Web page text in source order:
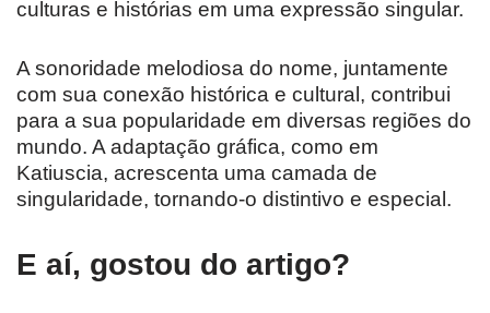
culturas e histórias em uma expressão singular.
A sonoridade melodiosa do nome, juntamente
com sua conexão histórica e cultural, contribui
para a sua popularidade em diversas regiões do
mundo. A adaptação gráfica, como em
Katiuscia, acrescenta uma camada de
singularidade, tornando-o distintivo e especial.
E aí, gostou do artigo?